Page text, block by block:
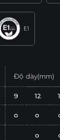
E1
Độ dày(mm)
9 12
o o
o